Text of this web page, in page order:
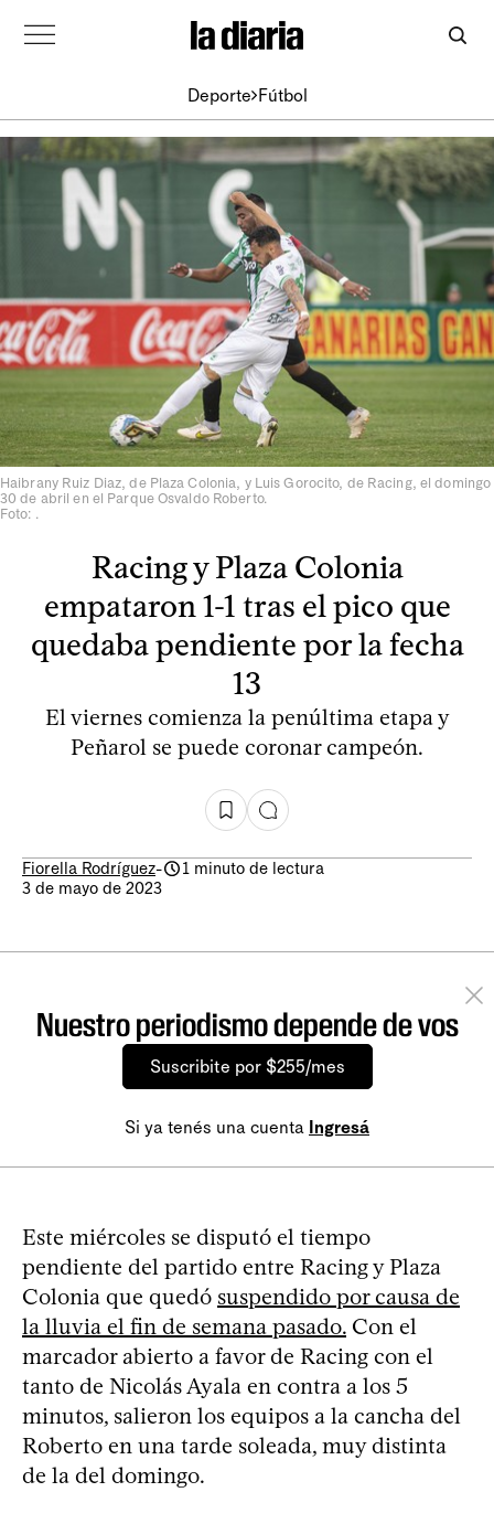
Deporte Fútbol
Haibrany Ruiz Diaz, de Plaza Colonia, y Luis Gorocito, de Racing, el domingo
30 de abril en el Parque Osvaldo Roberto.
Foto: .
Racing y Plaza Colonia
empataron 1-1 tras el pico que
quedaba pendiente por la fecha
13
El viernes comienza la penúltima etapa y
Peñarol se puede coronar campeón.
Fiorella Rodríguez-
1 minuto de lectura
3 de mayo de 2023
Nuestro periodismo depende de vos
Suscribite por $255/mes
Si ya tenés una cuenta Ingresá
Este miércoles se disputó el tiempo
pendiente del partido entre Racing y Plaza
Colonia que quedó suspendido por causa de
la lluvia el fin de semana pasado. Con el
marcador abierto a favor de Racing con el
tanto de Nicolás Ayala en contra a los 5
minutos, salieron los equipos a la cancha del
Roberto en una tarde soleada, muy distinta
de la del domingo.